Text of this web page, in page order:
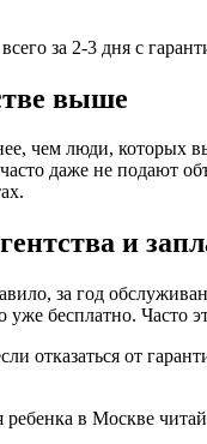
за 2-3 дня с
выше
чем люди,
даже не подают
и
за год
бесплатно. Часто
отказаться от
в Москве